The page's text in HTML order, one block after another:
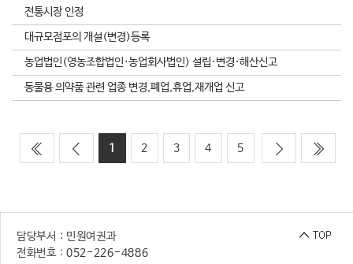
전통시장 인정
대규모점포의 개설(변경)등록
농업법인(영농조합법인·농업회사법인) 설립·변경·해산신고
동물용 의약품 관련 업종 변경,폐업,휴업,재개업 신고
1 2 3 4 5
담당부서 : 민원여권과
전화번호 : 052-226-4886